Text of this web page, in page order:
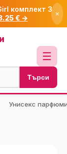
комплект 3
€ → ×
☰
Търси
Унисекс